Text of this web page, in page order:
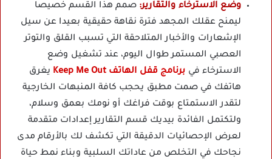
وضع الاسترخاء والتقارير: صمم هذا القسم خصيصا
ليمنح عقلك المجهد فترة نقاهة حقيقية بعيدا عن سيل
الإشعارات والأخبار المتلاحقة التي تسبب القلق والتوتر
العصبي المستمر طوال اليوم، عند تشغيل وضع
الاسترخاء في برنامج قفل الهاتف Keep Me Out
يغرق
هاتفك في صمت مطبق يحجب كافة المنبهات الخارجية
لتقدر الاستمتاع بوقت فراغك أو نومك بعمق وسلام،
ولتكتمل الفائدة بيديك قسم التقارير إعدادات متقدمة
لعرض الإحصائيات الدقيقة التي تكشف لك بالأرقام مدى
نجاحك في التخلص من عاداتك السلبية وبناء نمط حياة